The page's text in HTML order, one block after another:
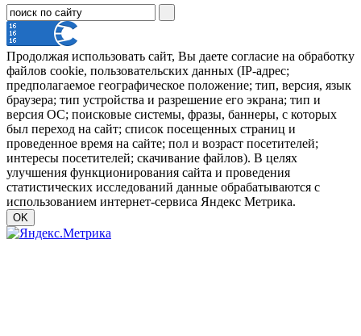
Продолжая использовать сайт, Вы даете согласие на обработку
файлов cookie, пользовательских данных (IP-адрес;
предполагаемое географическое положение; тип, версия, язык
браузера; тип устройства и разрешение его экрана; тип и
версия ОС; поисковые системы, фразы, баннеры, с которых
был переход на сайт; список посещенных страниц и
проведенное время на сайте; пол и возраст посетителей;
интересы посетителей; скачивание файлов). В целях
улучшения функционирования сайта и проведения
статистических исследований данные обрабатываются с
использованием интернет-сервиса Яндекс Метрика.
OK